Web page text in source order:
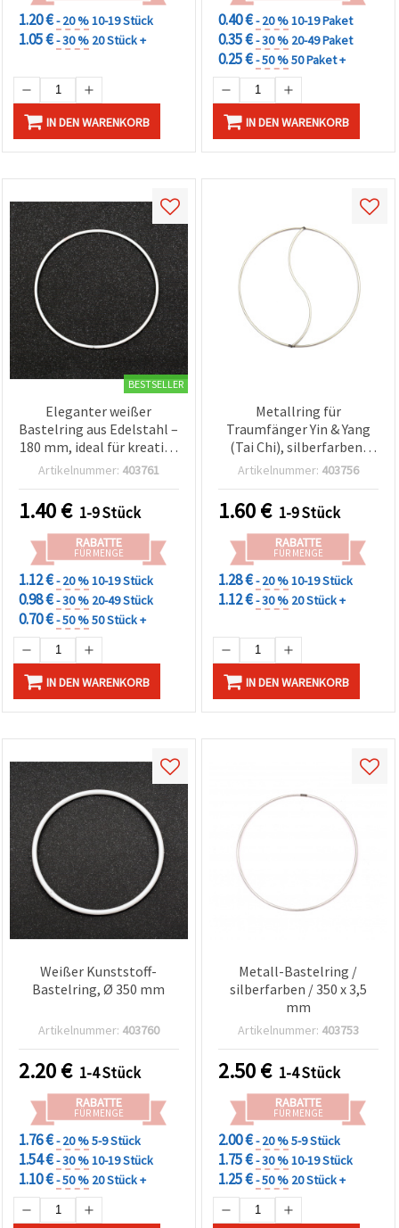
1.20 €- 20 %10-19 Stück
1.05 €- 30 % 20 Stück +
IN DEN WARENKORB
0.40 €- 20 %10-19 Paket
0.35 €- 30 % 20-49 Paket
0.25 €- 50 %50 Paket +
IN DEN WARENKORB
BESTSELLER
Eleganter weißer
Bastelring aus Edelstahl –
180 mm, ideal für kreative
Deko und DIY-Projekte
Artikelnummer: 403761
1.40€ 1-9 Stück
RABATTE
FÜR MENGE
1.12 €- 20 %10-19 Stück
0.98 €- 30 % 20-49 Stück
0.70 €- 50 %50 Stück +
IN DEN WARENKORB
Metallring für
Traumfänger Yin & Yang
(Tai Chi), silberfarben,
15,5 x 0,28 cm
Artikelnummer: 403756
1.60€ 1-9 Stück
RABATTE
FÜR MENGE
1.28 €- 20 %10-19 Stück
1.12 €- 30 % 20 Stück +
IN DEN WARENKORB
Weißer Kunststoff-
Bastelring, Ø 350 mm
Artikelnummer: 403760
2.20€ 1-4 Stück
RABATTE
FÜR MENGE
1.76 €- 20 %5-9 Stück
1.54 €- 30 %10-19 Stück
1.10 €- 50 % 20 Stück +
Metall-Bastelring /
silberfarben / 350 x 3,5
mm
Artikelnummer: 403753
2.50€ 1-4 Stück
RABATTE
FÜR MENGE
2.00 €- 20 %5-9 Stück
1.75 €- 30 %10-19 Stück
1.25 €- 50 % 20 Stück +